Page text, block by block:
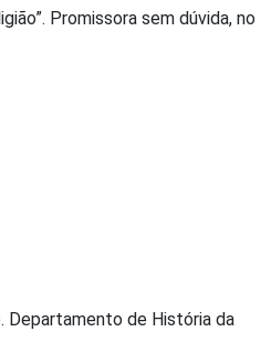
Promissora sem dúvida, no
Departamento de História da